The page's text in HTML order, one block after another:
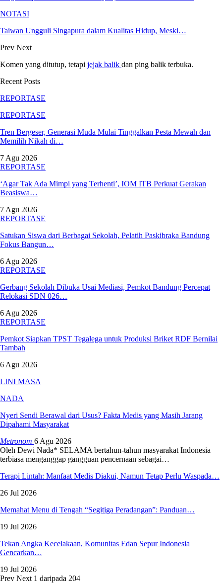
NOTASI
Taiwan Ungguli Singapura dalam Kualitas Hidup, Meski…
Prev Next
Komen yang ditutup, tetapi jejak balik dan ping balik terbuka.
Recent Posts
REPORTASE
REPORTASE
Tren Bergeser, Generasi Muda Mulai Tinggalkan Pesta Mewah dan
Memilih Nikah di…
7 Agu 2026
REPORTASE
‘Agar Tak Ada Mimpi yang Terhenti’, IOM ITB Perkuat Gerakan
Beasiswa…
7 Agu 2026
REPORTASE
Satukan Siswa dari Berbagai Sekolah, Pelatih Paskibraka Bandung
Fokus Bangun…
6 Agu 2026
REPORTASE
Gerbang Sekolah Dibuka Usai Mediasi, Pemkot Bandung Percepat
Relokasi SDN 026…
6 Agu 2026
REPORTASE
Pemkot Siapkan TPST Tegalega untuk Produksi Briket RDF Bernilai
Tambah
6 Agu 2026
LINI MASA
NADA
Nyeri Sendi Berawal dari Usus? Fakta Medis yang Masih Jarang
Dipahami Masyarakat
Metronom 6 Agu 2026
Oleh Dewi Nada* SELAMA bertahun-tahun masyarakat Indonesia
terbiasa menganggap gangguan pencernaan sebagai…
Terapi Lintah: Manfaat Medis Diakui, Namun Tetap Perlu Waspada…
26 Jul 2026
Memahat Menu di Tengah “Segitiga Peradangan”: Panduan…
19 Jul 2026
Tekan Angka Kecelakaan, Komunitas Edan Sepur Indonesia
Gencarkan…
19 Jul 2026
Prev Next 1 daripada 204